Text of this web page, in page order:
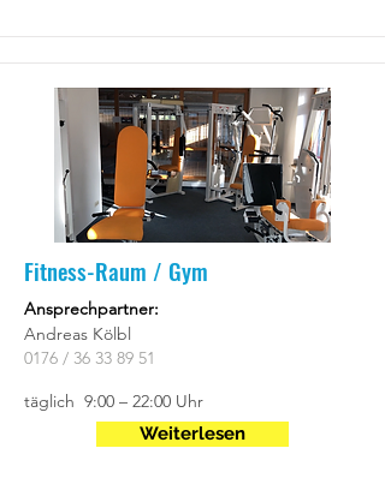
Fitness-Raum / Gym
Ansprechpartner:
Andreas Kölbl
0176 / 36 33 89 51
täglich 9:00 – 22:00 Uhr
Weiterlesen